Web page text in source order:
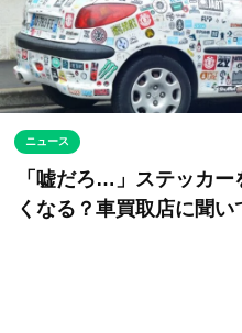
ニュース
「嘘だろ…」ステッカ
くなる？車買取店に聞い